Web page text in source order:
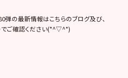
弾の最新情報はこちらのブログ及び、
でご確認ください(*^▽^*)